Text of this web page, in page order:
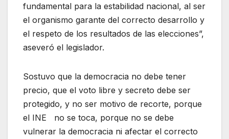
fundamental para la estabilidad nacional, al ser
el organismo garante del correcto desarrollo y
el respeto de los resultados de las elecciones”,
aseveró el legislador.
Sostuvo que la democracia no debe tener
precio, que el voto libre y secreto debe ser
protegido, y no ser motivo de recorte, porque
el INE no se toca, porque no se debe
vulnerar la democracia ni afectar el correcto